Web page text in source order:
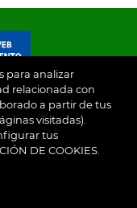
para analizar
relacionada con
a partir de tus
visitadas).
tus
DE COOKIES.
Aviso Legal